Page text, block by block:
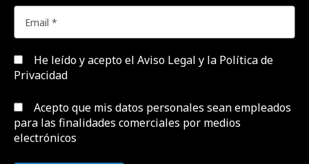
He leído y acepto el Aviso Legal y la Política de
Privacidad
Acepto que mis datos personales sean empleados
para las finalidades comerciales por medios
electrónicos